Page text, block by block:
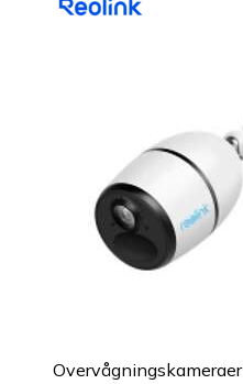
Overvågningskameraer